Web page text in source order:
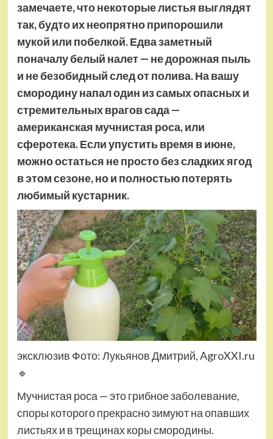
замечаете, что некоторые листья выглядят
так, будто их неопрятно припорошили
мукой или побелкой. Едва заметный
поначалу белый налет — не дорожная пыль
и не безобидный след от полива. На вашу
смородину напал один из самых опасных и
стремительных врагов сада —
американская мучнистая роса, или
сферотека. Если упустить время в июне,
можно остаться не просто без сладких ягод
в этом сезоне, но и полностью потерять
любимый кустарник.
эксклюзив Фото: Лукьянов Дмитрий, AgroXXI.ru
🔹
Мучнистая роса — это грибное заболевание,
споры которого прекрасно зимуют на опавших
листьях и в трещинах коры смородины.